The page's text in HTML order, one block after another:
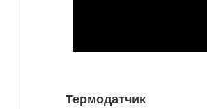
Термодатчик